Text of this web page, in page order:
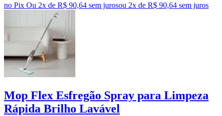
no Pix Ou 2x de R$ 90,64 sem jurosou 2x de R$ 90,64 sem juros
Mop Flex Esfregão Spray para Limpeza
Rápida Brilho Lavável